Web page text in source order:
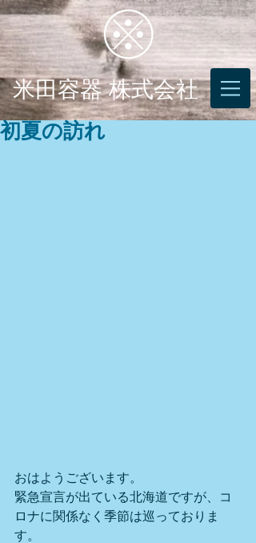
米田容器 株式会社
初夏の訪れ
おはようございます。
緊急宣言が出ている北海道ですが、コ
ロナに関係なく季節は巡っておりま
す。